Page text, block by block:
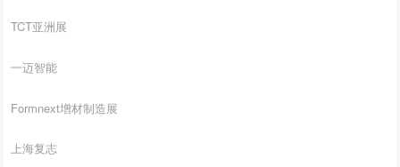
TCT亚洲展
一迈智能
Formnext增材制造展
上海复志